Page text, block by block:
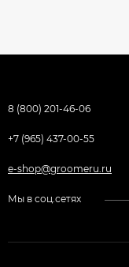
8 (800) 201-46-06
+7 (965) 437-00-55
e-shop@groomeru.ru
Мы в соц.сетях